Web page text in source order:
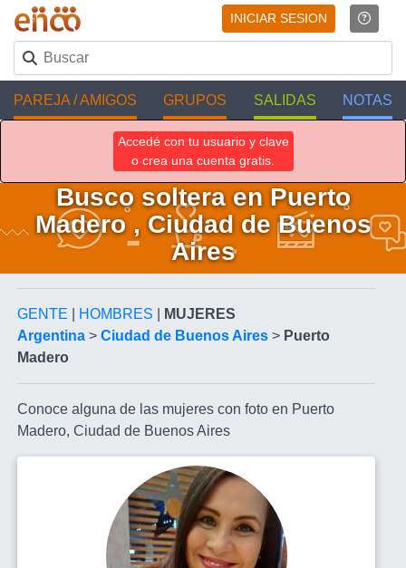
INICIAR SESION
PAREJA / AMIGOS GRUPOS SALIDAS NOTAS
Accedé con tu usuario y clave
o crea una cuenta gratis.
Busco soltera en Puerto
Madero , Ciudad de Buenos
Aires
GENTE HOMBRES
MUJERES
Argentina > Ciudad de Buenos Aires > Puerto
Madero
Conoce alguna de las mujeres con foto en Puerto
Madero, Ciudad de Buenos Aires